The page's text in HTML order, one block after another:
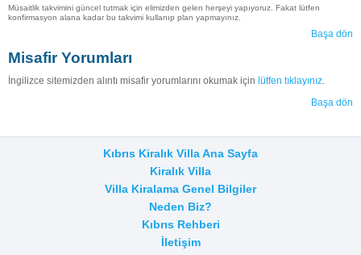
Müsaitlik takvimini güncel tutmak için elimizden gelen herşeyi yapıyoruz. Fakat lütfen
konfirmasyon alana kadar bu takvimi kullanıp plan yapmayınız.
Başa dön
Misafir Yorumları
İngilizce sitemizden alıntı misafir yorumlarını okumak için lütfen tıklayınız.
Başa dön
Kıbrıs Kiralık Villa Ana Sayfa
Kiralık Villa
Villa Kiralama Genel Bilgiler
Neden Biz?
Kıbrıs Rehberi
İletişim